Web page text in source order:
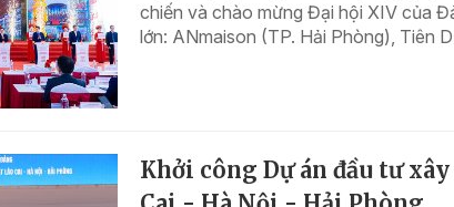
chiến và chào mừng Đại hội XIV của
lớn: ANmaison (TP. Hải Phòng), Tiên
Khởi công Dự án đầu tư